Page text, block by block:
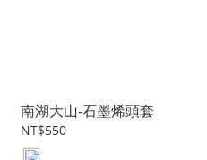
南湖大山-石墨烯頭套
NT$550